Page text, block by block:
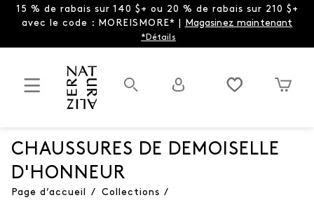
15 % de rabais sur 140 $+ ou 20 % de rabais sur 210 $+
avec le code : MOREISMORE* | Magasinez maintenant
*Détails
CHAUSSURES DE DEMOISELLE
D'HONNEUR
Page d’accueil / Collections /